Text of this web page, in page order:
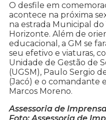
O desfile em
acontece na próxima
na estrada Municipal do
Horizonte. Além de
educacional, a GM se
seu efetivo e viaturas,
Unidade de Gestão de
(UGSM), Paulo Sergio
(Jacó) e o comandante
Marcos Moreno.
Assessoria de